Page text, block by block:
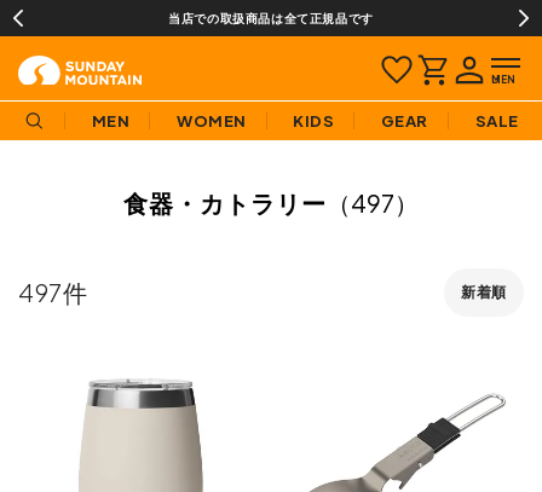
当店での取扱商品は全て正規品です
MEN WOMEN KIDS GEAR SALE
食器・カトラリー （497）
新着順
497